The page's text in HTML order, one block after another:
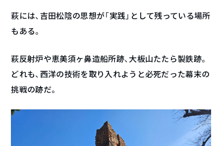
萩には、吉田松陰の思想が「実践」として残っている場所
もある。
萩反射炉や恵美須ヶ鼻造船所跡、大板山たたら製鉄跡。
どれも、西洋の技術を取り入れようと必死だった幕末の
挑戦の跡だ。